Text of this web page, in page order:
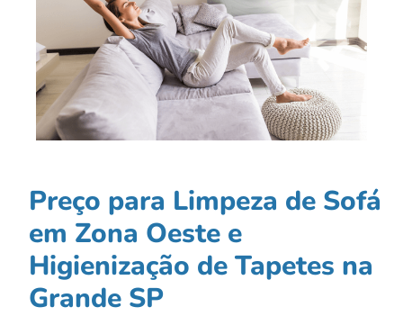
Preço para Limpeza de Sofá
em Zona Oeste e
Higienização de Tapetes na
Grande SP